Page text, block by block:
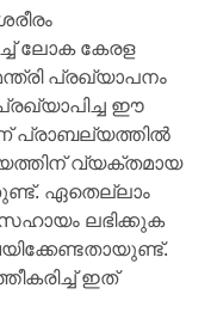
ലോക കേരള
പ്രഖ്യാപനം
പ്രഖ്യാപിച്ച ഈ
പ്രാബല്യത്തിൽ
വ്യക്തമായ
ഏതെല്ലാം
ലഭിക്കുക
ഇത്